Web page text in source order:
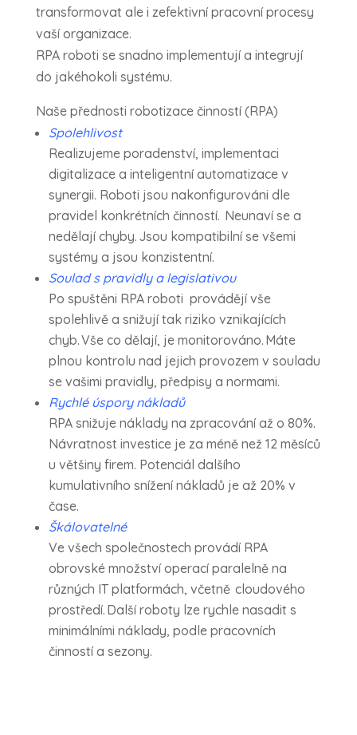
transformovat ale i zefektivní pracovní procesy
vaší organizace.
RPA roboti se snadno implementují a integrují
do jakéhokoli systému.
Naše přednosti robotizace činností (RPA)
Spolehlivost
Realizujeme poradenství, implementaci
digitalizace a inteligentní automatizace v
synergii. Roboti jsou nakonfigurováni dle
pravidel konkrétních činností. Neunaví se a
nedělají chyby. Jsou kompatibilní se všemi
systémy a jsou konzistentní.
Soulad s pravidly a legislativou
Po spuštěni RPA roboti provádějí vše
spolehlivě a snižují tak riziko vznikajících
chyb. Vše co dělají, je monitorováno. Máte
plnou kontrolu nad jejich provozem v souladu
se vašimi pravidly, předpisy a normami.
Rychlé úspory nákladů
RPA snižuje náklady na zpracování až o 80%.
Návratnost investice je za méně než 12 měsíců
u většiny firem. Potenciál dalšího
kumulativního snížení nákladů je až 20% v
čase.
Škálovatelné
Ve všech společnostech provádí RPA
obrovské množství operací paralelně na
různých IT platformách, včetně cloudového
prostředí. Další roboty lze rychle nasadit s
minimálními náklady, podle pracovních
činností a sezony.